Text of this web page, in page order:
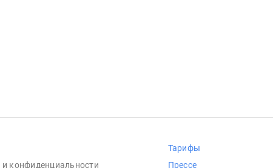
и конфиденциальности
Тарифы
Прессе